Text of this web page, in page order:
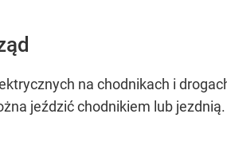
na chodnikach i
jeździć chodnikiem lub